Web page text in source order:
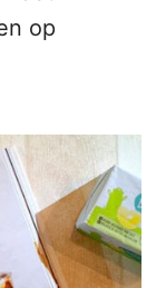
op